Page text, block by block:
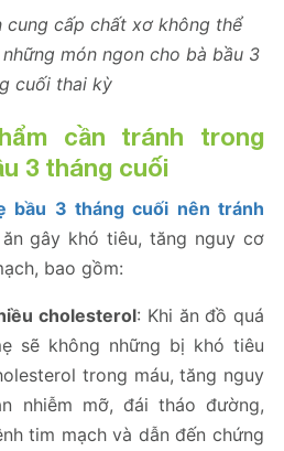
cung cấp chất xơ không thể
món ngon cho bà bầu 3
cuối thai kỳ
cần tránh trong
3 tháng cuối
bầu 3 tháng cuối nên tránh
gây khó tiêu, tăng nguy cơ
bao gồm:
cholesterol: Khi ăn đồ quá
sẽ không những bị khó tiêu
trong máu, tăng nguy
nhiễm mỡ, đái tháo đường,
tim mạch và dẫn đến chứng